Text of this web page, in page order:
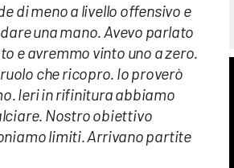
di meno a livello offensivo e
una mano. Avevo parlato
e avremmo vinto uno a zero.
che ricopro. Io proverò
Ieri in rifinitura abbiamo
Nostro obiettivo
limiti. Arrivano partite